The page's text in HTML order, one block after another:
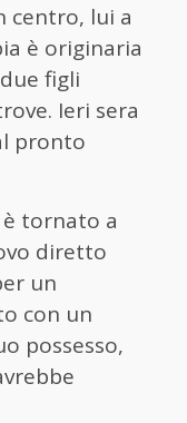
centro, lui a
è originaria
figli
Ieri sera
pronto
tornato a
diretto
un
con un
possesso,